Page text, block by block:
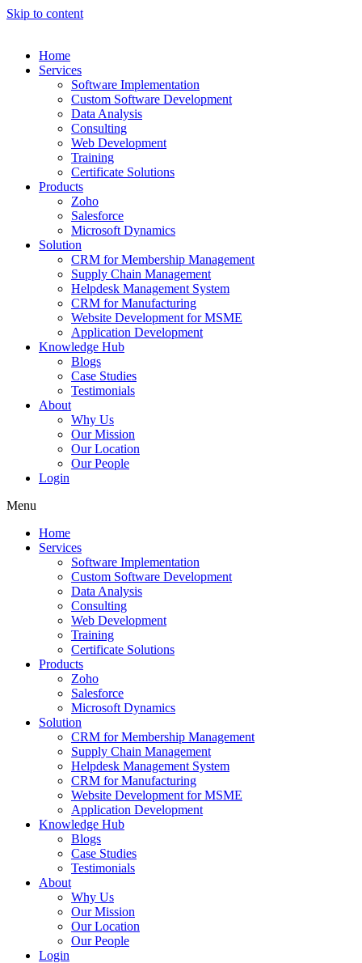
Skip to content
Home
Services
Software Implementation
Custom Software Development
Data Analysis
Consulting
Web Development
Training
Certificate Solutions
Products
Zoho
Salesforce
Microsoft Dynamics
Solution
CRM for Membership Management
Supply Chain Management
Helpdesk Management System
CRM for Manufacturing
Website Development for MSME
Application Development
Knowledge Hub
Blogs
Case Studies
Testimonials
About
Why Us
Our Mission
Our Location
Our People
Login
Menu
Home
Services
Software Implementation
Custom Software Development
Data Analysis
Consulting
Web Development
Training
Certificate Solutions
Products
Zoho
Salesforce
Microsoft Dynamics
Solution
CRM for Membership Management
Supply Chain Management
Helpdesk Management System
CRM for Manufacturing
Website Development for MSME
Application Development
Knowledge Hub
Blogs
Case Studies
Testimonials
About
Why Us
Our Mission
Our Location
Our People
Login